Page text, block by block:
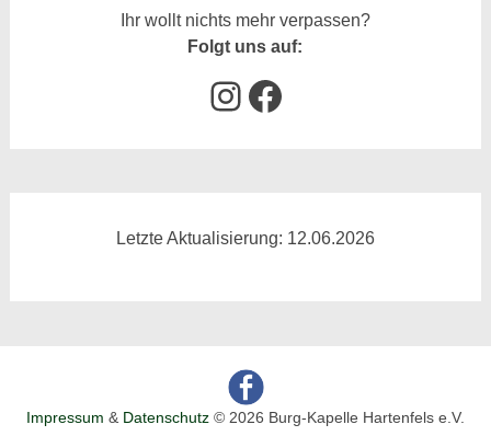
Ihr wollt nichts mehr verpassen?
Folgt uns auf:
Instagram
Facebook
Letzte Aktualisierung: 12.06.2026
Impressum & Datenschutz © 2026 Burg-Kapelle Hartenfels e.V.